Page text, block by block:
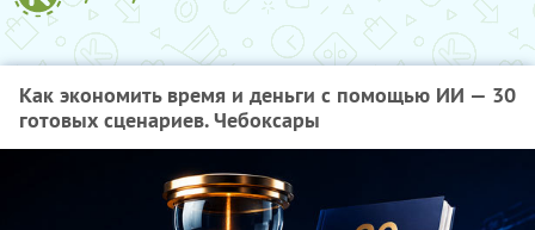
Как экономить время и деньги с помощью ИИ — 30
готовых сценариев. Чебоксары